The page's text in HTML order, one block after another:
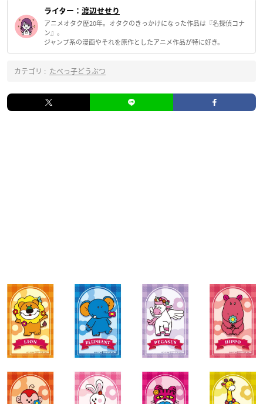
ライター： 渡辺せせり
アニメオタク歴20年。オタクのきっかけになった作品は『名探偵コナ
ン』。
ジャンプ系の漫画やそれを原作としたアニメ作品が特に好き。
カテゴリ : たべっ子どうぶつ